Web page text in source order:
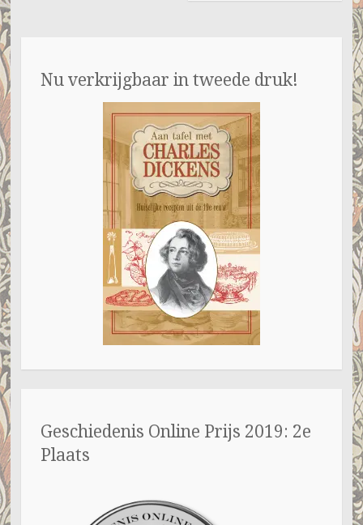
Nu verkrijgbaar in tweede druk!
Geschiedenis Online Prijs 2019: 2e
Plaats